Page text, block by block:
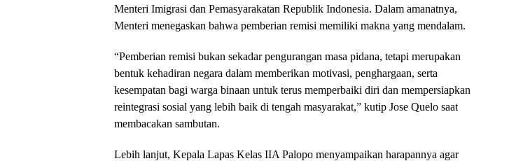
Menteri Imigrasi dan Pemasyarakatan Republik Indonesia. Dalam amanatnya,
Menteri menegaskan bahwa pemberian remisi memiliki makna yang mendalam.
“Pemberian remisi bukan sekadar pengurangan masa pidana, tetapi merupakan
bentuk kehadiran negara dalam memberikan motivasi, penghargaan, serta
kesempatan bagi warga binaan untuk terus memperbaiki diri dan mempersiapkan
reintegrasi sosial yang lebih baik di tengah masyarakat,” kutip Jose Quelo saat
membacakan sambutan.
Lebih lanjut, Kepala Lapas Kelas IIA Palopo menyampaikan harapannya agar